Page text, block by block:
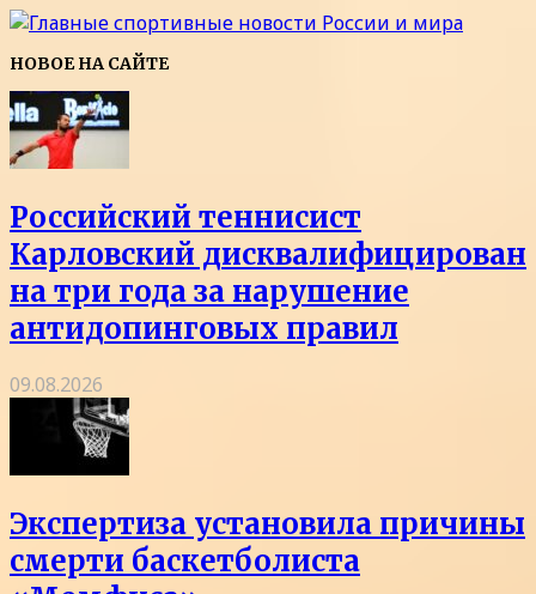
НОВОЕ НА САЙТЕ
Российский теннисист
Карловский дисквалифицирован
на три года за нарушение
антидопинговых правил
09.08.2026
Экспертиза установила причины
смерти баскетболиста